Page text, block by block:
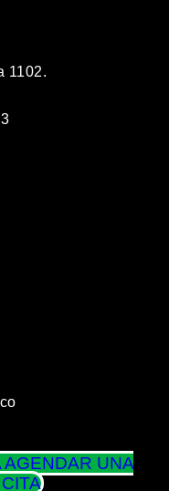
1102.
AGENDAR UNA